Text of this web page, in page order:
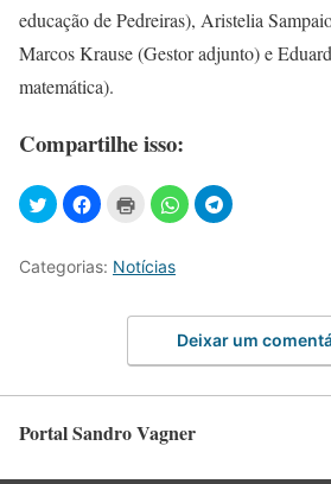
educação de Pedreiras), Aristelia
Marcos Krause (Gestor adjunto) e
matemática).
Compartilhe isso:
Categorias: Notícias
Deixar um
Portal Sandro Vagner